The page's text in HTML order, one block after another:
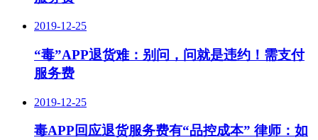
2019-12-25
“毒”APP退货难：别问，问就是违约！需支付
服务费
2019-12-25
毒APP回应退货服务费有“品控成本” 律师：如